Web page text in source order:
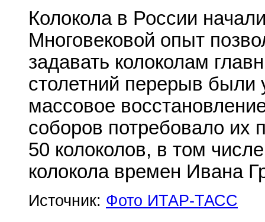
Колокола в России
Многовековой опыт
задавать колоколам
столетний перерыв были
массовое
соборов потребовало их
50 колоколов, в том
колокола времен Ивана
Источник: Фото ИТАР-ТАСС